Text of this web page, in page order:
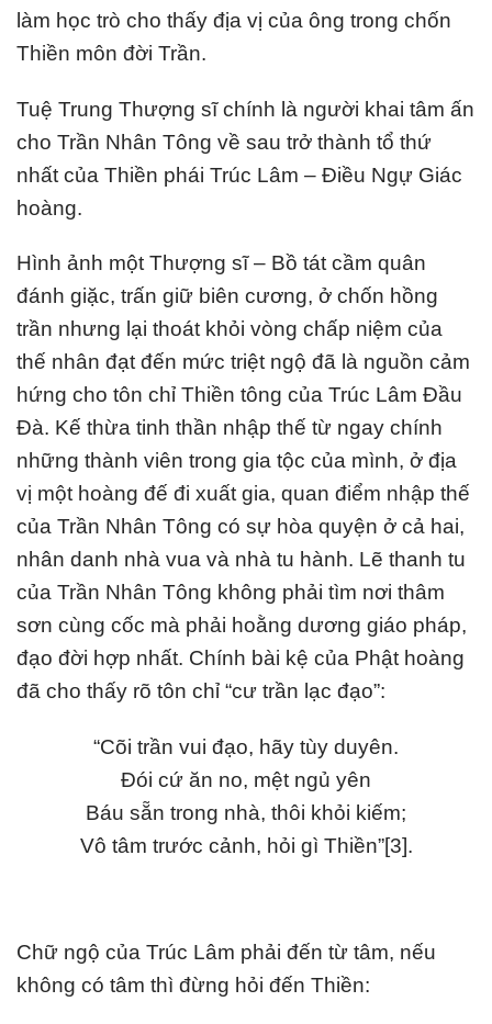
làm học trò cho thấy địa vị của ông trong chốn
Thiền môn đời Trần.
Tuệ Trung Thượng sĩ chính là người khai tâm ấn
cho Trần Nhân Tông về sau trở thành tổ thứ
nhất của Thiền phái Trúc Lâm – Điều Ngự Giác
hoàng.
Hình ảnh một Thượng sĩ – Bồ tát cầm quân
đánh giặc, trấn giữ biên cương, ở chốn hồng
trần nhưng lại thoát khỏi vòng chấp niệm của
thế nhân đạt đến mức triệt ngộ đã là nguồn cảm
hứng cho tôn chỉ Thiền tông của Trúc Lâm Đầu
Đà. Kế thừa tinh thần nhập thế từ ngay chính
những thành viên trong gia tộc của mình, ở địa
vị một hoàng đế đi xuất gia, quan điểm nhập thế
của Trần Nhân Tông có sự hòa quyện ở cả hai,
nhân danh nhà vua và nhà tu hành. Lẽ thanh tu
của Trần Nhân Tông không phải tìm nơi thâm
sơn cùng cốc mà phải hoằng dương giáo pháp,
đạo đời hợp nhất. Chính bài kệ của Phật hoàng
đã cho thấy rõ tôn chỉ “cư trần lạc đạo”:
“Cõi trần vui đạo, hãy tùy duyên.
Đói cứ ăn no, mệt ngủ yên
Báu sẵn trong nhà, thôi khỏi kiếm;
Vô tâm trước cảnh, hỏi gì Thiền”[3].
Chữ ngộ của Trúc Lâm phải đến từ tâm, nếu
không có tâm thì đừng hỏi đến Thiền: